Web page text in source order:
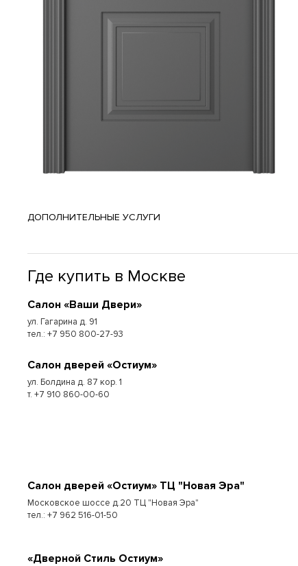
ДОПОЛНИТЕЛЬНЫЕ УСЛУГИ
Где купить в Москве
Cалон «Ваши Двери»
ул. Гагарина д. 91
тел.: +7 950 800-27-93
Cалон дверей «Остиум»
ул. Болдина д. 87 кор. 1
т. +7 910 860-00-60
Cалон дверей «Остиум» ТЦ "Новая Эра"
Московское шоссе д.20 ТЦ "Новая Эра"
тел.: +7 962 516-01-50
«Дверной Стиль Остиум»